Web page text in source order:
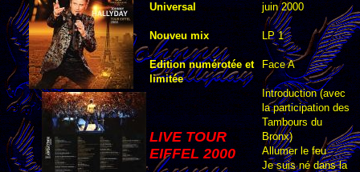
Universal
Nouveu mix
Edition numérotée et
limitée
LIVE TOUR
EIFFEL 2000
juin 2000
LP 1
Face A
Introduction (avec
la participation des
Tambours du
Bronx)
Allumer le feu
Je suis né dans la